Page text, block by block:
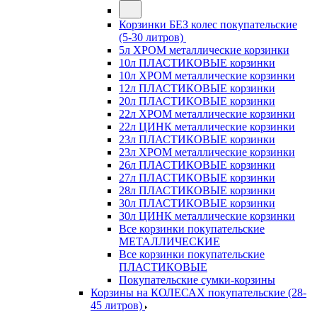
Корзинки БЕЗ колес покупательские
(5-30 литров)
5л ХРОМ металлические корзинки
10л ПЛАСТИКОВЫЕ корзинки
10л ХРОМ металлические корзинки
12л ПЛАСТИКОВЫЕ корзинки
20л ПЛАСТИКОВЫЕ корзинки
22л ХРОМ металлические корзинки
22л ЦИНК металлические корзинки
23л ПЛАСТИКОВЫЕ корзинки
23л ХРОМ металлические корзинки
26л ПЛАСТИКОВЫЕ корзинки
27л ПЛАСТИКОВЫЕ корзинки
28л ПЛАСТИКОВЫЕ корзинки
30л ПЛАСТИКОВЫЕ корзинки
30л ЦИНК металлические корзинки
Все корзинки покупательские
МЕТАЛЛИЧЕСКИЕ
Все корзинки покупательские
ПЛАСТИКОВЫЕ
Покупательские сумки-корзины
Корзины на КОЛЕСАХ покупательские (28-
45 литров)